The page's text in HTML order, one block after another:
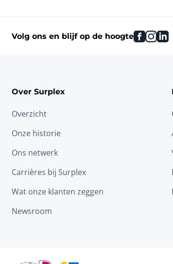
Volg ons en blijf op de hoogte facebook
Over Surplex
Overzicht
Onze historie
Ons netwerk
Carrières bij Surplex
Wat onze klanten zeggen
Newsroom